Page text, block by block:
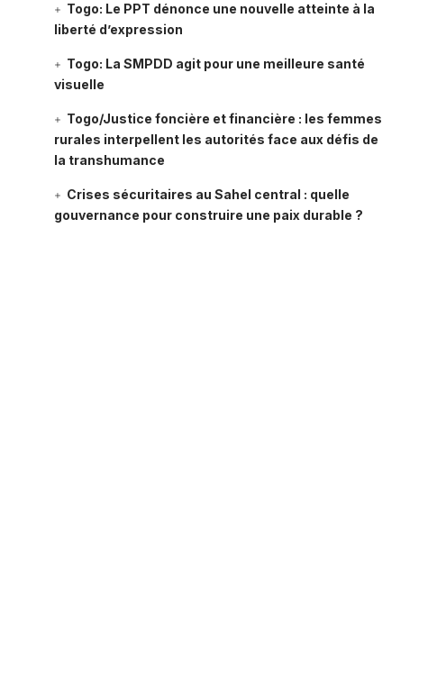
Togo: Le PPT dénonce une nouvelle atteinte à la
liberté d’expression
Togo: La SMPDD agit pour une meilleure santé
visuelle
Togo/Justice foncière et financière : les femmes
rurales interpellent les autorités face aux défis de
la transhumance
Crises sécuritaires au Sahel central : quelle
gouvernance pour construire une paix durable ?